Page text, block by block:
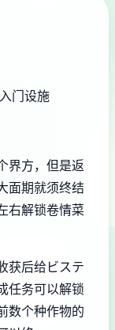
门设施
界方，但是返
面期就须终结
右解锁卷情菜
获后给ビステ
任务可以解锁
数个种作物的